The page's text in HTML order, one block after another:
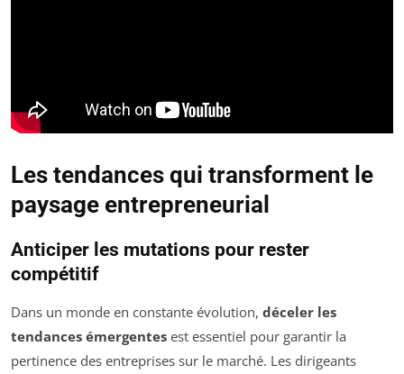
Les tendances qui transforment le
paysage entrepreneurial
Anticiper les mutations pour rester
compétitif
Dans un monde en constante évolution, déceler les
tendances émergentes est essentiel pour garantir la
pertinence des entreprises sur le marché. Les dirigeants